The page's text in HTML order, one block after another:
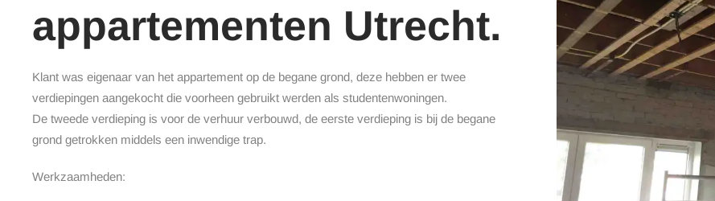
appartementen Utrecht.
Klant was eigenaar van het appartement op de begane grond, deze hebben er twee
verdiepingen aangekocht die voorheen gebruikt werden als studentenwoningen.
De tweede verdieping is voor de verhuur verbouwd, de eerste verdieping is bij de begane
grond getrokken middels een inwendige trap.
Werkzaamheden: